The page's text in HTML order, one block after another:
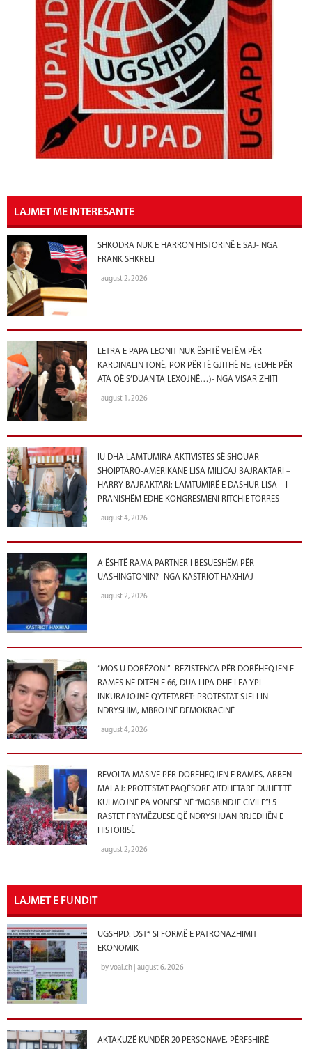
LAJMET ME INTERESANTE
SHKODRA NUK E HARRON HISTORINË E SAJ- NGA
FRANK SHKRELI
august 2, 2026
LETRA E PAPA LEONIT NUK ËSHTË VETËM PËR
KARDINALIN TONË, POR PËR TË GJITHË NE, (EDHE PËR
ATA QË S’DUAN TA LEXOJNË…)- NGA VISAR ZHITI
august 1, 2026
IU DHA LAMTUMIRA AKTIVISTES SË SHQUAR
SHQIPTARO-AMERIKANE LISA MILICAJ BAJRAKTARI –
HARRY BAJRAKTARI: LAMTUMIRË E DASHUR LISA – I
PRANISHËM EDHE KONGRESMENI RITCHIE TORRES
august 4, 2026
A ËSHTË RAMA PARTNER I BESUESHËM PËR
UASHINGTONIN?- NGA KASTRIOT HAXHIAJ
august 2, 2026
“MOS U DORËZONI”- REZISTENCA PËR DORËHEQJEN E
RAMËS NË DITËN E 66, DUA LIPA DHE LEA YPI
INKURAJOJNË QYTETARËT: PROTESTAT SJELLIN
NDRYSHIM, MBROJNË DEMOKRACINË
august 4, 2026
REVOLTA MASIVE PËR DORËHEQJEN E RAMËS, ARBEN
MALAJ: PROTESTAT PAQËSORE ATDHETARE DUHET TË
KULMOJNË PA VONESË NË “MOSBINDJE CIVILE”! 5
RASTET FRYMËZUESE QË NDRYSHUAN RRJEDHËN E
HISTORISË
august 2, 2026
LAJMET E FUNDIT
UGSHPD: DST* SI FORMË E PATRONAZHIMIT
EKONOMIK
by voal.ch | august 6, 2026
AKTAKUZË KUNDËR 20 PERSONAVE, PËRFSHIRË